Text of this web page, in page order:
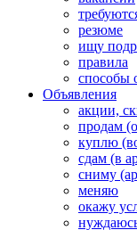
резюме
ищу
правила
способы
Объявления
акции,
продам
куплю
сдам (в
сниму
меняю
окажу